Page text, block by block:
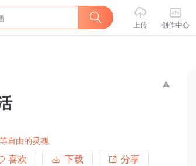
上传 创作中心
自由的灵魂
喜欢
下载 分享